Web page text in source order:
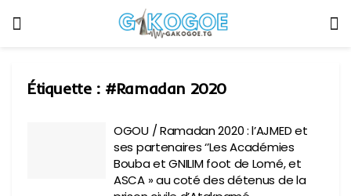
Étiquette : #Ramadan 2020
OGOU / Ramadan 2020 : l’AJMED et
ses partenaires ‘’Les Académies
Bouba et GNILIM foot de Lomé, et
ASCA » au coté des détenus de la